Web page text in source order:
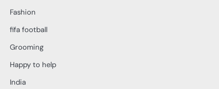
Fashion
fifa football
Grooming
Happy to help
India